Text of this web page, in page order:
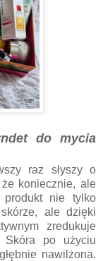
do mycia
raz słyszy o
koniecznie, ale
nie tylko
ale dzięki
zredukuje
Skóra po użyciu
nawilżona.